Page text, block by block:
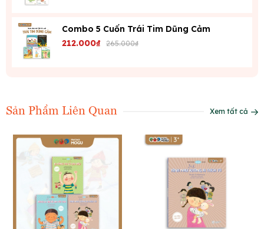
Combo 5 Cuốn Trái Tim Dũng Cảm
212.000₫ 265.000₫
Sản Phẩm Liên Quan Xem tất cả